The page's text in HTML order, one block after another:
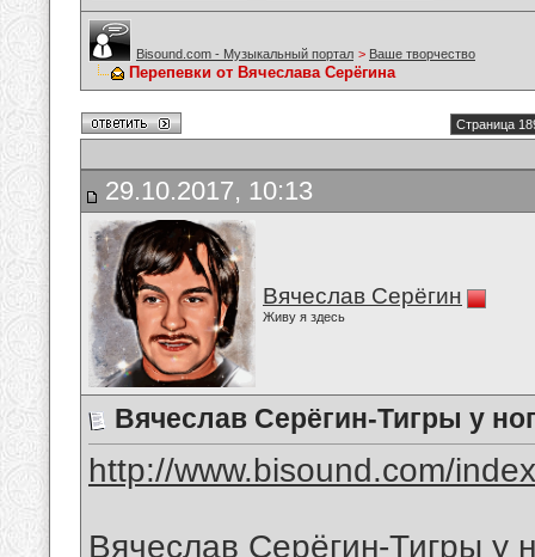
Bisound.com - Музыкальный портал > Ваше творчество
Перепевки от Вячеслава Серёгина
Страница
29.10.2017, 10:13
Вячеслав Серёгин
Живу я здесь
Вячеслав Серёгин-Тигры у
http://www.bisound.com/
Вячеслав Серёгин-Тигры у